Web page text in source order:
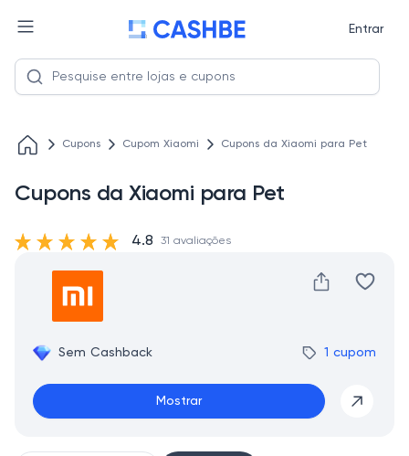
Entrar
Cupons Cupom Xiaomi Cupons da Xiaomi para Pet
Cupons da Xiaomi para Pet
Sem Cashback 1 cupom
Mostrar
4.8 31 avaliações